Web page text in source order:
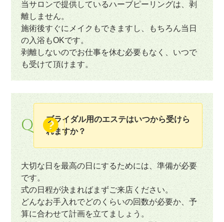
当サロンで提供しているハーブピーリングは、剥
離しません。
施術後すぐにメイクもできますし、もちろん当日
の入浴もOKです。
剥離しないのでお仕事を休む必要もなく、いつで
も受けて頂けます。
Q
ブライダル用のエステはいつから受けら
れますか？
大切な日を最高の日にするためには、準備が必要
です。
式の日程が決まればまずご来店ください。
どんなお手入れでどのくらいの回数が必要か、予
算に合わせて計画を立てましょう。